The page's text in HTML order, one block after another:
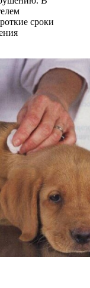
сроки